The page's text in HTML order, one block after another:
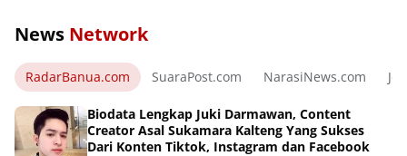
News Network
RadarBanua.com SuaraPost.com NarasiNews.com
Biodata Lengkap Juki Darmawan, Content
Creator Asal Sukamara Kalteng Yang Sukses
Dari Konten Tiktok, Instagram dan Facebook